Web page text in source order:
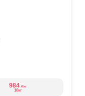
984 ₽/кг
10кг